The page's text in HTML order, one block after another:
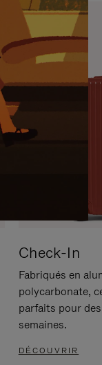
Check-In
Fabriqués en
polycarbonate,
parfaits pour
semaines.
DÉCOUVRIR